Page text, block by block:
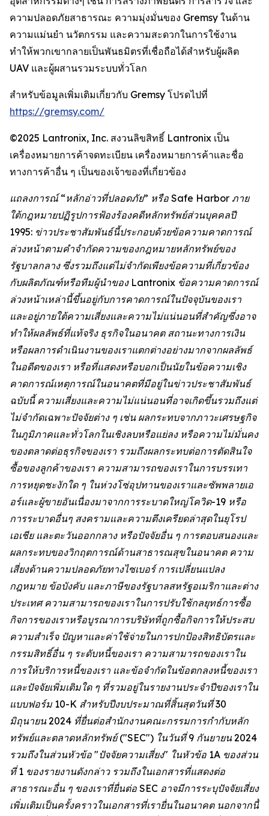
ความปลอดภัยสาธารณะ ความมุ่งมั่นของ Gremsy ในด้าน
ความแม่นยำ นวัตกรรม และความสะดวกในการใช้งาน
ทำให้พวกเขากลายเป็นพันธมิตรที่เชื่อถือได้สำหรับผู้ผลิต
UAV และผู้ผสานรวมระบบทั่วโลก
สำหรับข้อมูลเพิ่มเติมเกี่ยวกับ Gremsy โปรดไปที่
https://gremsy.com/
©2025 Lantronix, Inc. สงวนลิขสิทธิ์ Lantronix เป็น
เครื่องหมายการค้าจดทะเบียน เครื่องหมายการค้าและชื่อ
ทางการค้าอื่น ๆ เป็นของเจ้าของที่เกี่ยวข้อง
แถลงการณ์ “หลักอ่าวที่ปลอดภัย” หรือ Safe Harbor ภาย
ใต้กฎหมายปฏิรูปการฟ้องร้องคดีหลักทรัพย์ส่วนบุคคลปี
1995: ข่าวประชาสัมพันธ์นี้ประกอบด้วยข้อความคาดการณ์
ล่วงหน้าตามคำจำกัดความของกฎหมายหลักทรัพย์ของ
รัฐบาลกลาง ซึ่งรวมถึงแต่ไม่จำกัดเพียงข้อความที่เกี่ยวข้อง
กับผลิตภัณฑ์หรือทีมผู้นำของ Lantronix ข้อความคาดการณ์
ล่วงหน้าเหล่านี้ขึ้นอยู่กับการคาดการณ์ในปัจจุบันของเรา
และอยู่ภายใต้ความเสี่ยงและความไม่แน่นอนที่สำคัญซึ่งอาจ
ทำให้ผลลัพธ์ที่แท้จริง ธุรกิจในอนาคต สถานะทางการเงิน
หรือผลการดำเนินงานของเราแตกต่างอย่างมากจากผลลัพธ์
ในอดีตของเรา หรือที่แสดงหรือบอกเป็นนัยในข้อความเชิง
คาดการณ์เหตุการณ์ในอนาคตที่มีอยู่ในข่าวประชาสัมพันธ์
ฉบับนี้ ความเสี่ยงและความไม่แน่นอนที่อาจเกิดขึ้นรวมถึงแต่
ไม่จำกัดเฉพาะปัจจัยต่าง ๆ เช่น ผลกระทบจากภาวะเศรษฐกิจ
ในภูมิภาคและทั่วโลกในเชิงลบหรือแย่ลง หรือความไม่มั่นคง
ของตลาดต่อธุรกิจของเรา รวมถึงผลกระทบต่อการตัดสินใจ
ซื้อของลูกค้าของเรา ความสามารถของเราในการบรรเทา
การหยุดชะงักใด ๆ ในห่วงโซ่อุปทานของเราและซัพพลายเอ
อร์และผู้ขายอันเนื่องมาจากการระบาดใหญ่โควิด-19 หรือ
การระบาดอื่นๆ สงครามและความตึงเครียดล่าสุดในยุโรป
เอเชีย และตะวันออกกลาง หรือปัจจัยอื่น ๆ การตอบสนองและ
ผลกระทบของวิกฤตการณ์ด้านสาธารณสุขในอนาคต ความ
เสี่ยงด้านความปลอดภัยทางไซเบอร์ การเปลี่ยนแปลง
กฎหมาย ข้อบังคับ และภาษีของรัฐบาลสหรัฐอเมริกาและต่าง
ประเทศ ความสามารถของเราในการปรับใช้กลยุทธ์การซื้อ
กิจการของเราหรือบูรณาการบริษัทที่ถูกซื้อกิจการให้ประสบ
ความสำเร็จ ปัญหาและค่าใช้จ่ายในการปกป้องสิทธิบัตรและ
กรรมสิทธิ์อื่น ๆ ระดับหนี้ของเรา ความสามารถของเราใน
การให้บริการหนี้ของเรา และข้อจำกัดในข้อตกลงหนี้ของเรา
และปัจจัยเพิ่มเติมใด ๆ ที่รวมอยู่ในรายงานประจำปีของเราใน
แบบฟอร์ม 10-K สำหรับปีงบประมาณที่สิ้นสุดวันที่ 30
มิถุนายน 2024 ที่ยื่นต่อสำนักงานคณะกรรมการกำกับหลัก
ทรัพย์และตลาดหลักทรัพย์ ("SEC") ในวันที่ 9 กันยายน 2024
รวมถึงในส่วนหัวข้อ "ปัจจัยความเสี่ยง" ในหัวข้อ 1A ของส่วน
ที่ 1 ของรายงานดังกล่าว รวมถึงในเอกสารที่แสดงต่อ
สาธารณะอื่น ๆ ของเราที่ยื่นต่อ SEC อาจมีการระบุปัจจัยเสี่ยง
เพิ่มเติมเป็นครั้งคราวในเอกสารที่เรายื่นในอนาคต นอกจากนี้